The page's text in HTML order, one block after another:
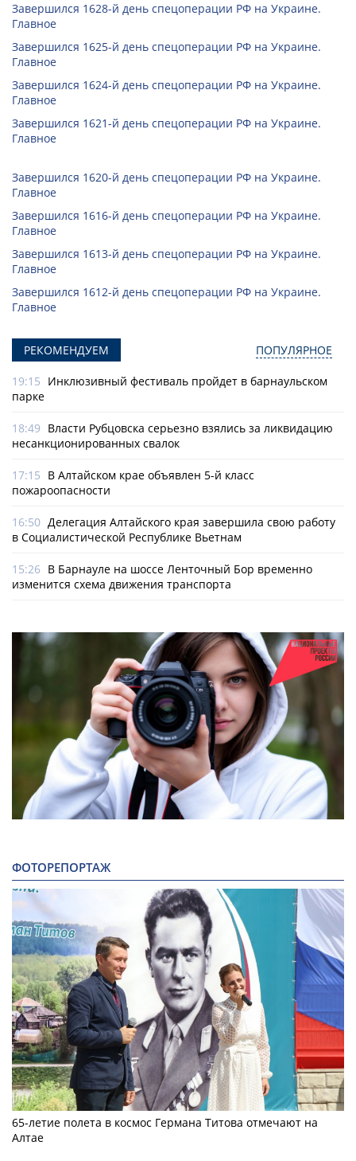
Завершился 1628-й день спецоперации РФ на Украине.
Главное
Завершился 1625-й день спецоперации РФ на Украине.
Главное
Завершился 1624-й день спецоперации РФ на Украине.
Главное
Завершился 1621-й день спецоперации РФ на Украине.
Главное
Завершился 1620-й день спецоперации РФ на Украине.
Главное
Завершился 1616-й день спецоперации РФ на Украине.
Главное
Завершился 1613-й день спецоперации РФ на Украине.
Главное
Завершился 1612-й день спецоперации РФ на Украине.
Главное
РЕКОМЕНДУЕМ ПОПУЛЯРНОЕ
19:15 Инклюзивный фестиваль пройдет в барнаульском
парке
18:49 Власти Рубцовска серьезно взялись за ликвидацию
несанкционированных свалок
17:15 В Алтайском крае объявлен 5-й класс
пожароопасности
16:50 Делегация Алтайского края завершила свою работу
в Социалистической Республике Вьетнам
15:26 В Барнауле на шоссе Ленточный Бор временно
изменится схема движения транспорта
ФОТОРЕПОРТАЖ
65-летие полета в космос Германа Титова отмечают на
Алтае